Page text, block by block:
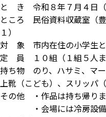
と き 令和８年７月４日（
ところ 民俗資料収蔵室（
１）
対 象 市内在住の小学生
定 員 １０組（１組５人ま
持ち物 のり、ハサミ、マー
上靴（こども）、スリッパ（
その他 ・作品は持ち帰りま
・会場には冷房設備が